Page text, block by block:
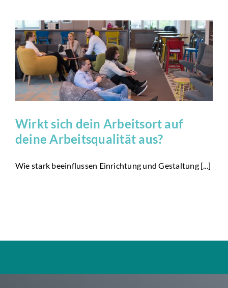
Wirkt sich dein Arbeitsort auf
deine Arbeitsqualität aus?
Wie stark beeinflussen Einrichtung und Gestaltung [...]